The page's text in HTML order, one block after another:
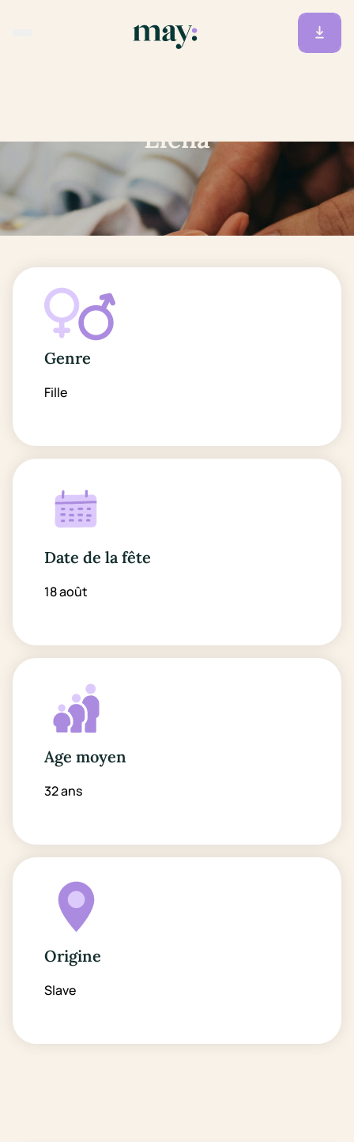
Elena
Genre
Fille
Date de la fête
18 août
Age moyen
32 ans
Origine
Slave